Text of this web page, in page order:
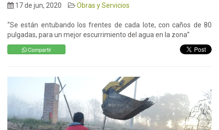
17 de jun, 2020 Obras y Servicios
“Se están entubando los frentes de cada lote, con caños de 80
pulgadas, para un mejor escurrimiento del agua en la zona”
Compartir